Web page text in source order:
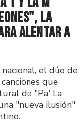
la
alentar a
el dúo de
que
de "Pa' La
"nueva ilusión"